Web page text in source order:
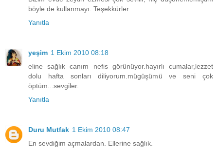
böyle de kullanmayı. Teşekkürler
Yanıtla
yeşim 1 Ekim 2010 08:18
eline sağlık canım nefis görünüyor.hayırlı cumalar,lezzet
dolu hafta sonları diliyorum.mügüşümü ve seni çok
öptüm...sevgiler.
Yanıtla
Duru Mutfak 1 Ekim 2010 08:47
En sevdiğim açmalardan. Ellerine sağlık.